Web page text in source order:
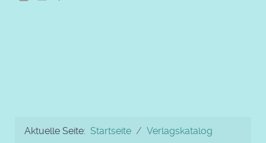
Aktuelle Seite: Startseite
Verlagskatalog